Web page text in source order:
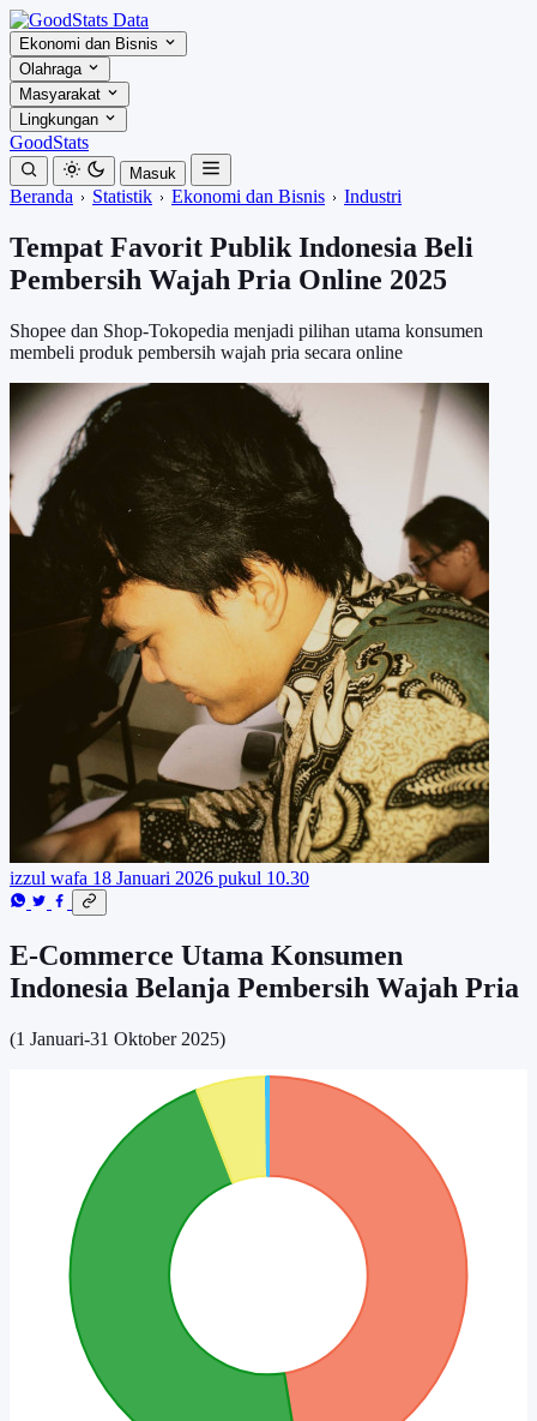
Ekonomi dan Bisnis
Olahraga
Masyarakat
Lingkungan
GoodStats
Masuk
Beranda Statistik Ekonomi dan Bisnis Industri
Tempat Favorit Publik Indonesia Beli
Pembersih Wajah Pria Online 2025
Shopee dan Shop-Tokopedia menjadi pilihan utama konsumen
membeli produk pembersih wajah pria secara online
izzul wafa 18 Januari 2026 pukul 10.30
E-Commerce Utama Konsumen
Indonesia Belanja Pembersih Wajah Pria
(1 Januari-31 Oktober 2025)